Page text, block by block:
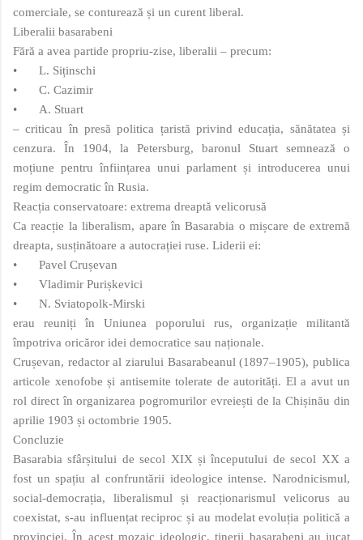
comerciale, se conturează și un curent liberal.
Liberalii basarabeni
Fără a avea partide propriu-zise, liberalii – precum:
•
L. Siținschi
•
C. Cazimir
•
A. Stuart
– criticau în presă politica țaristă privind educația, sănătatea și
cenzura. În 1904, la Petersburg, baronul Stuart semnează o
moțiune pentru înființarea unui parlament și introducerea unui
regim democratic în Rusia.
Reacția conservatoare: extrema dreaptă velicorusă
Ca reacție la liberalism, apare în Basarabia o mișcare de extremă
dreapta, susținătoare a autocrației ruse. Liderii ei:
•
Pavel Crușevan
•
Vladimir Purișkevici
•
N. Sviatopolk‑Mirski
erau reuniți în Uniunea poporului rus, organizație militantă
împotriva oricăror idei democratice sau naționale.
Crușevan, redactor al ziarului Basarabeanul (1897–1905), publica
articole xenofobe și antisemite tolerate de autorități. El a avut un
rol direct în organizarea pogromurilor evreiești de la Chișinău din
aprilie 1903 și octombrie 1905.
Concluzie
Basarabia sfârșitului de secol XIX și începutului de secol XX a
fost un spațiu al confruntării ideologice intense. Narodnicismul,
social‑democrația, liberalismul și reacționarismul velicorus au
coexistat, s-au influențat reciproc și au modelat evoluția politică a
provinciei. În acest mozaic ideologic, tinerii basarabeni au jucat